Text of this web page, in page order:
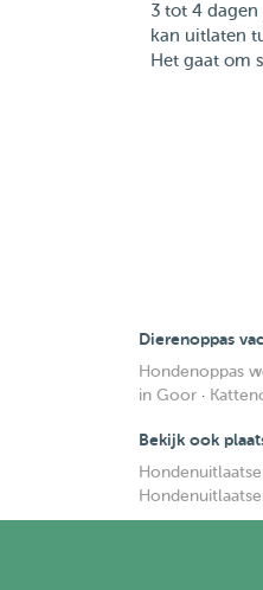
3 tot 4
kan uitlaten
Het gaat om
Dierenoppas
Hondenoppas
in Goor ·
Bekijk ook